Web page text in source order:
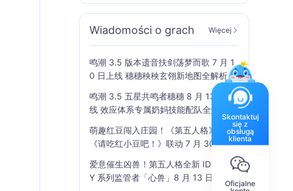
Wiadomości o grach Więcej
鸣潮 3.5 版本遗音扶剑荡梦而歌 7 月 1
0 日上线 穗穗秧秧玄翎新地图全解析
鸣潮 3.5 五星共鸣者穗穗 8 月 13 日上
线 效应体系专属奶妈技能配队全解析
萌趣红豆闯入庄园！《第五人格》×
《请吃红小豆吧！》联动 7 月 30 日开
爱意催生凶兽！第五人格全新 IDENTIT
Y 系列监管者「心兽」8 月 13 日登场
Skontaktuj
się z
obsługą
klienta
Oficjalne